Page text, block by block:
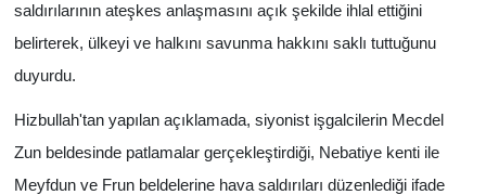
saldırılarının ateşkes anlaşmasını açık şekilde ihlal ettiğini
belirterek, ülkeyi ve halkını savunma hakkını saklı tuttuğunu
duyurdu.
Hizbullah'tan yapılan açıklamada, siyonist işgalcilerin Mecdel
Zun beldesinde patlamalar gerçekleştirdiği, Nebatiye kenti ile
Meyfdun ve Frun beldelerine hava saldırıları düzenlediği ifade